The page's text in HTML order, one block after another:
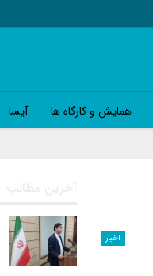
همایش و کارگاه ها آیسا
اخبار
آخرین مطالب